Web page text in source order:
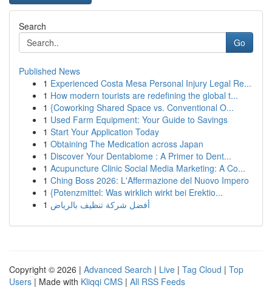
Search
Go
Published News
1 Experienced Costa Mesa Personal Injury Legal Re...
1 How modern tourists are redefining the global t...
1 {Coworking Shared Space vs. Conventional O...
1 Used Farm Equipment: Your Guide to Savings
1 Start Your Application Today
1 Obtaining The Medication across Japan
1 Discover Your Dentabiome : A Primer to Dent...
1 Acupuncture Clinic Social Media Marketing: A Co...
1 Ching Boss 2026: L'Affermazione del Nuovo Impero
1 {Potenzmittel: Was wirklich wirkt bei Erektio...
1 أفضل شركة تنظيف بالرياض
Copyright © 2026 | Advanced Search | Live | Tag Cloud | Top
Users | Made with Kliqqi CMS | All RSS Feeds